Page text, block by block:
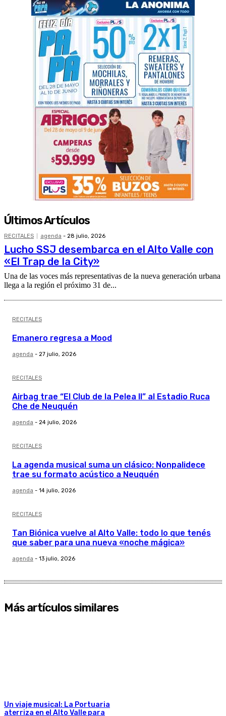
Últimos Artículos
RECITALES agenda - 28 julio, 2026
Lucho SSJ desembarca en el Alto Valle con
«El Trap de la City»
Una de las voces más representativas de la nueva generación urbana
llega a la región el próximo 31 de...
RECITALES
Emanero regresa a Mood
agenda - 27 julio, 2026
RECITALES
Airbag trae “El Club de la Pelea II” al Estadio Ruca
Che de Neuquén
agenda - 24 julio, 2026
RECITALES
La agenda musical suma un clásico: Nonpalidece
trae su formato acústico a Neuquén
agenda - 14 julio, 2026
RECITALES
Tan Biónica vuelve al Alto Valle: todo lo que tenés
que saber para una nueva «noche mágica»
agenda - 13 julio, 2026
Más artículos similares
Un viaje musical: La Portuaria
aterriza en el Alto Valle para